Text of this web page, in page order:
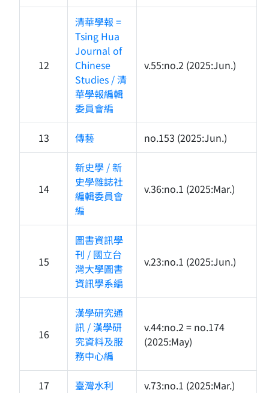
12
清華學報 =
Tsing Hua
Journal of
Chinese
Studies / 清
華學報編輯
委員會編
v.55:no.2 (2025:Jun.)
13 傳藝 no.153 (2025:Jun.)
14
新史學 / 新
史學雜誌社
編輯委員會
編
v.36:no.1 (2025:Mar.)
15
圖書資訊學
刊 / 國立台
灣大學圖書
資訊學系編
v.23:no.1 (2025:Jun.)
16
漢學研究通
訊 / 漢學研
究資料及服
務中心編
v.44:no.2 = no.174
(2025:May)
17 臺灣水利 v.73:no.1 (2025:Mar.)